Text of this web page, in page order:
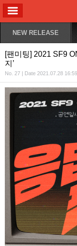
NEW RELEASE
[팬미팅] 2021 SF9
지’
No. 27 | Date 2021.07.28 16:59